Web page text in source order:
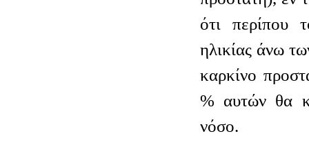
ότι
ηλικίας άνω
καρκίνο
% αυτών θα
νόσο.